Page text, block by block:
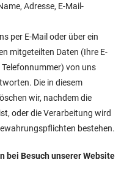
Adresse, E-Mail-
per E-Mail oder über ein
mitgeteilten Daten (Ihre E-
von uns
Die in diesem
wir, nachdem die
oder die Verarbeitung wird
bestehen.
bei Besuch unserer Website